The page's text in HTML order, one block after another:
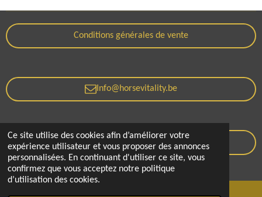
Ce site utilise des cookies afin d’améliorer votre
expérience utilisateur et vous proposer des annonces
personnalisées. En continuant d'utiliser ce site, vous
confirmez que vous acceptez notre politique
d’utilisation des cookies.
Conditions générales de vente
Info@horsevitality.be
Politique de confidentialité
© 2021 - 2026 Horse Vitality